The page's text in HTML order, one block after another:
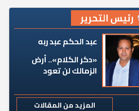
رئيس التحرير
عبد الحكم عبد ربه
«دكر الكلام».. أرض
الزمالك لن تعود
المزيد من المقالات